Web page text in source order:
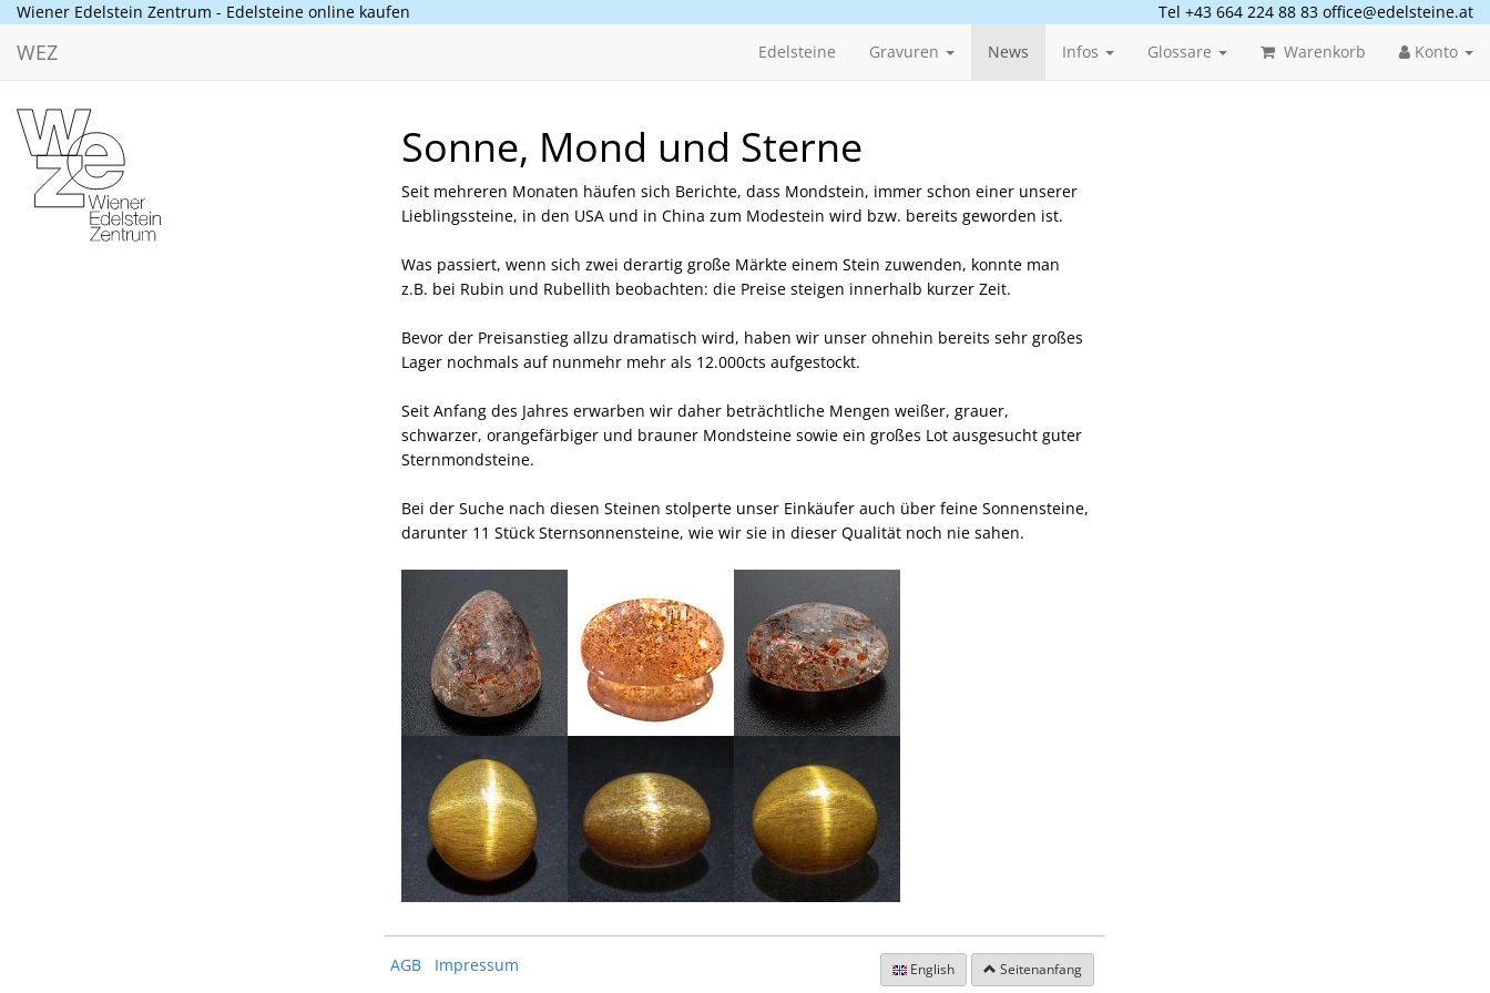
Wiener Edelstein Zentrum - Edelsteine online kaufen Tel +43 664 224 88 83 office@edelsteine.at
WEZ Edelsteine Gravuren News Infos Glossare Warenkorb Konto
Sonne, Mond und Sterne
Seit mehreren Monaten häufen sich Berichte, dass Mondstein, immer schon einer unserer
Lieblingssteine, in den USA und in China zum Modestein wird bzw. bereits geworden ist.
Was passiert, wenn sich zwei derartig große Märkte einem Stein zuwenden, konnte man
z.B. bei Rubin und Rubellith beobachten: die Preise steigen innerhalb kurzer Zeit.
Bevor der Preisanstieg allzu dramatisch wird, haben wir unser ohnehin bereits sehr großes
Lager nochmals auf nunmehr mehr als 12.000cts aufgestockt.
Seit Anfang des Jahres erwarben wir daher beträchtliche Mengen weißer, grauer,
schwarzer, orangefärbiger und brauner Mondsteine sowie ein großes Lot ausgesucht guter
Sternmondsteine.
Bei der Suche nach diesen Steinen stolperte unser Einkäufer auch über feine Sonnensteine,
darunter 11 Stück Sternsonnensteine, wie wir sie in dieser Qualität noch nie sahen.
AGB Impressum English Seitenanfang